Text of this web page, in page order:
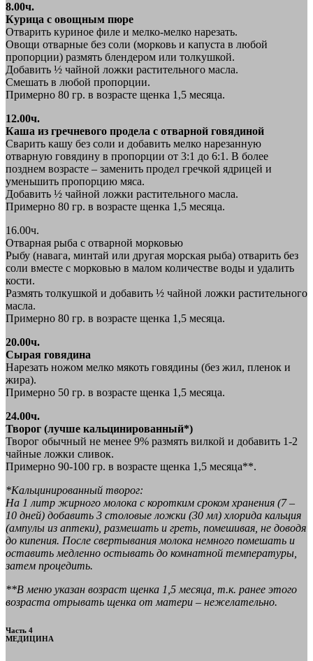
8.00ч.
Курица с овощным пюре
Отварить куриное филе и мелко-мелко нарезать.
Овощи отварные без соли (морковь и капуста в любой
пропорции) размять блендером или толкушкой.
Добавить ½ чайной ложки растительного масла.
Смешать в любой пропорции.
Примерно 80 гр. в возрасте щенка 1,5 месяца.
12.00ч.
Каша из гречневого продела с отварной говядиной
Сварить кашу без соли и добавить мелко нарезанную
отварную говядину в пропорции от 3:1 до 6:1. В более
позднем возрасте – заменить продел гречкой ядрицей и
уменьшить пропорцию мяса.
Добавить ½ чайной ложки растительного масла.
Примерно 80 гр. в возрасте щенка 1,5 месяца.
16.00ч.
Отварная рыба с отварной морковью
Рыбу (навага, минтай или другая морская рыба) отварить без
соли вместе с морковью в малом количестве воды и удалить
кости.
Размять толкушкой и добавить ½ чайной ложки растительного
масла.
Примерно 80 гр. в возрасте щенка 1,5 месяца.
20.00ч.
Сырая говядина
Нарезать ножом мелко мякоть говядины (без жил, пленок и
жира).
Примерно 50 гр. в возрасте щенка 1,5 месяца.
24.00ч.
Творог (лучше кальцинированный*)
Творог обычный не менее 9% размять вилкой и добавить 1-2
чайные ложки сливок.
Примерно 90-100 гр. в возрасте щенка 1,5 месяца**.
*Кальцинированный творог:
На 1 литр жирного молока с коротким сроком хранения (7 –
10 дней) добавить 3 столовые ложки (30 мл) хлорида кальция
(ампулы из аптеки), размешать и греть, помешивая, не доводя
до кипения. После свертывания молока немного помешать и
оставить медленно остывать до комнатной температуры,
затем процедить.
**В меню указан возраст щенка 1,5 месяца, т.к. ранее этого
возраста отрывать щенка от матери – нежелательно.
Часть 4
МЕДИЦИНА